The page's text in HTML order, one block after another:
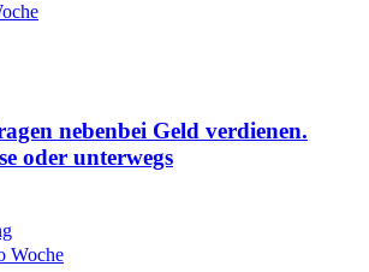
nebenbei Geld verdienen.
oder unterwegs
Woche